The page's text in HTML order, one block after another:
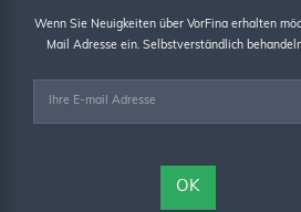
Wenn Sie Neuigkeiten über VorFina erhalten
Mail Adresse ein. Selbstverständlich